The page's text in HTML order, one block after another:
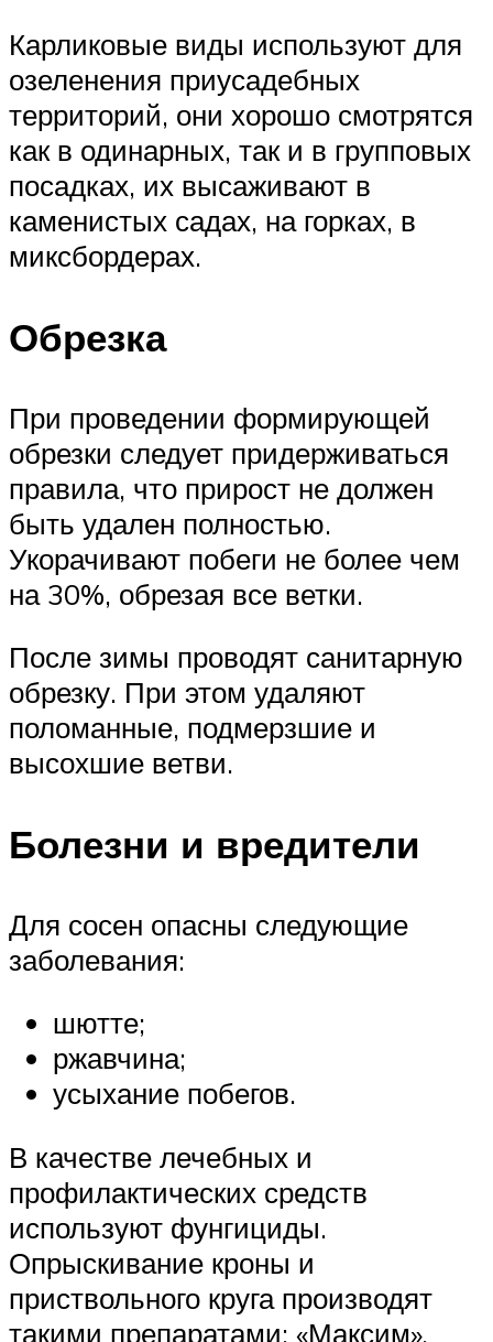
Карликовые виды используют для
озеленения приусадебных
территорий, они хорошо смотрятся
как в одинарных, так и в групповых
посадках, их высаживают в
каменистых садах, на горках, в
миксбордерах.
Обрезка
При проведении формирующей
обрезки следует придерживаться
правила, что прирост не должен
быть удален полностью.
Укорачивают побеги не более чем
на 30%, обрезая все ветки.
После зимы проводят санитарную
обрезку. При этом удаляют
поломанные, подмерзшие и
высохшие ветви.
Болезни и вредители
Для сосен опасны следующие
заболевания:
шютте;
ржавчина;
усыхание побегов.
В качестве лечебных и
профилактических средств
используют фунгициды.
Опрыскивание кроны и
приствольного круга производят
такими препаратами: «Максим»,